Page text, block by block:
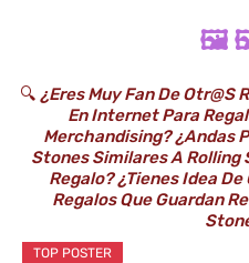
🖼️
🔍 ¿Eres Muy Fan De Otr@s
En Internet Para
Merchandising? ¿Andas
Stones Similares A Rolling
Regalo? ¿Tienes Idea
Regalos Que Guardan
TOP POSTER